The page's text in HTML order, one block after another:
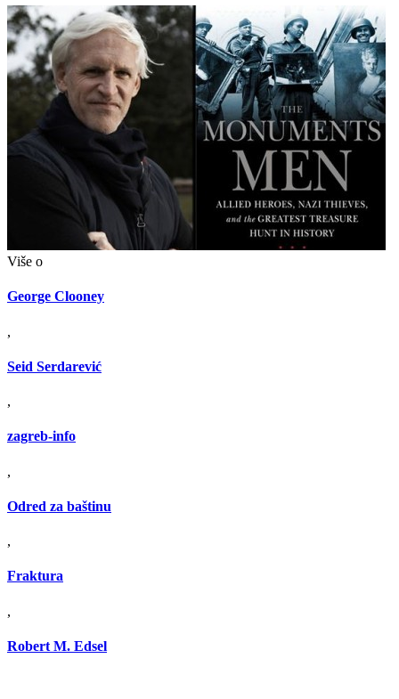
Više o
George Clooney
,
Seid Serdarević
,
zagreb-info
,
Odred za baštinu
,
Fraktura
,
Robert M. Edsel